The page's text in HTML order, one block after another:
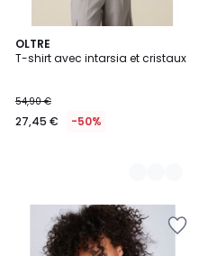
OLTRE
T-shirt avec intarsia et cristaux
54,90 €
27,45 € -50%
2
Couleurs